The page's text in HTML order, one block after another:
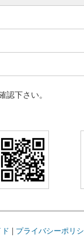
認下さい。
| プライバシーポリ